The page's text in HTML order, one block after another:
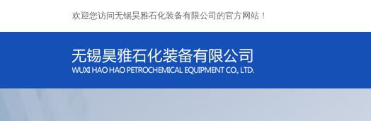
欢迎您访问无锡昊雅石化装备有限公司的官方网站！